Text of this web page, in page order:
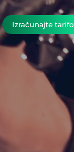
Izračunajte tarifo